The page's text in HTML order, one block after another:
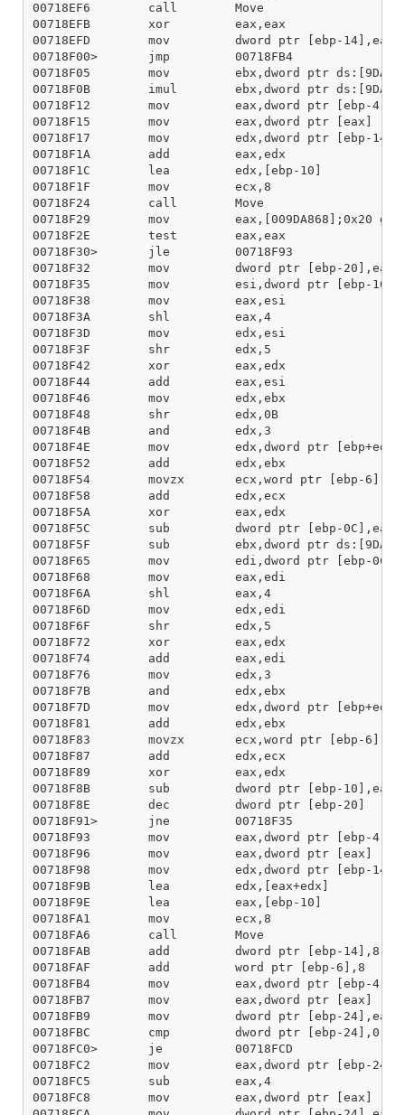
00718EF6        call        Move
00718EFB        xor         eax,eax
00718EFD        mov         dword ptr [ebp-14],eax
00718F00>       jmp         00718FB4
00718F05        mov         ebx,dword ptr
00718F0B        imul        ebx,dword ptr
00718F12        mov         eax,dword ptr [ebp-4]
00718F15        mov         eax,dword ptr [eax]
00718F17        mov         edx,dword ptr [ebp-14]
00718F1A        add         eax,edx
00718F1C        lea         edx,[ebp-10]
00718F1F        mov         ecx,8
00718F24        call        Move
00718F29        mov         eax,[009DA868];0x20
00718F2E        test        eax,eax
00718F30>       jle         00718F93
00718F32        mov         dword ptr [ebp-20],eax
00718F35        mov         esi,dword ptr [ebp-10]
00718F38        mov         eax,esi
00718F3A        shl         eax,4
00718F3D        mov         edx,esi
00718F3F        shr         edx,5
00718F42        xor         eax,edx
00718F44        add         eax,esi
00718F46        mov         edx,ebx
00718F48        shr         edx,0B
00718F4B        and         edx,3
00718F4E        mov         edx,dword ptr
00718F52        add         edx,ebx
00718F54        movzx       ecx,word ptr [ebp-6]
00718F58        add         edx,ecx
00718F5A        xor         eax,edx
00718F5C        sub         dword ptr [ebp-0C],eax
00718F5F        sub         ebx,dword ptr
00718F65        mov         edi,dword ptr [ebp-0C]
00718F68        mov         eax,edi
00718F6A        shl         eax,4
00718F6D        mov         edx,edi
00718F6F        shr         edx,5
00718F72        xor         eax,edx
00718F74        add         eax,edi
00718F76        mov         edx,3
00718F7B        and         edx,ebx
00718F7D        mov         edx,dword ptr
00718F81        add         edx,ebx
00718F83        movzx       ecx,word ptr [ebp-6]
00718F87        add         edx,ecx
00718F89        xor         eax,edx
00718F8B        sub         dword ptr [ebp-10],eax
00718F8E        dec         dword ptr [ebp-20]
00718F91>       jne         00718F35
00718F93        mov         eax,dword ptr [ebp-4]
00718F96        mov         eax,dword ptr [eax]
00718F98        mov         edx,dword ptr [ebp-14]
00718F9B        lea         edx,[eax+edx]
00718F9E        lea         eax,[ebp-10]
00718FA1        mov         ecx,8
00718FA6        call        Move
00718FAB        add         dword ptr [ebp-14],8
00718FAF        add         word ptr [ebp-6],8
00718FB4        mov         eax,dword ptr [ebp-4]
00718FB7        mov         eax,dword ptr [eax]
00718FB9        mov         dword ptr [ebp-24],eax
00718FBC        cmp         dword ptr [ebp-24],0
00718FC0>       je          00718FCD
00718FC2        mov         eax,dword ptr [ebp-24]
00718FC5        sub         eax,4
00718FC8        mov         eax,dword ptr [eax]